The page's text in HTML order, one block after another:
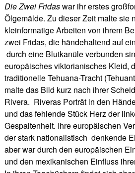
Die Zwei Fridaswar ihr erstes
Ölgemälde. Zu dieser Zeit malte sie
kleinformatige Arbeiten von ihrem
zwei Fridas, die händehaltend auf
durch eine Blutkanüle verbunden
europäisches viktorianisches Kleid,
traditionelle Tehuana-Tracht
malte das Bild kurz nach ihrer
Rivera. Riveras Porträt in den
und das fehlende Stück Herz der
Gespaltenheit. Ihre europäischen
der stark nationalistisch denkende
aber war durch den europäischen
und den mexikanischen Einfluss